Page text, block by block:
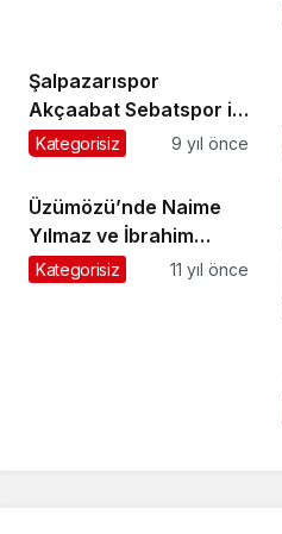
Şalpazarıspor
Akçaabat Sebatspor ile
1-1 berabere kaldı
Kategorisiz 9 yıl önce
Üzümözü’nde Naime
Yılmaz ve İbrahim
Özkan vefat etti
Kategorisiz 11 yıl önce